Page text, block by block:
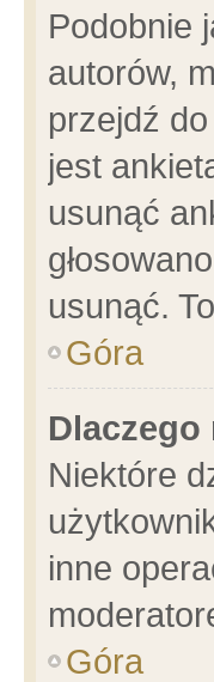
Podobnie
autorów,
przejdź
jest
usunąć
usunąć.
Góra
Dlaczego
Niektóre
inne
Góra